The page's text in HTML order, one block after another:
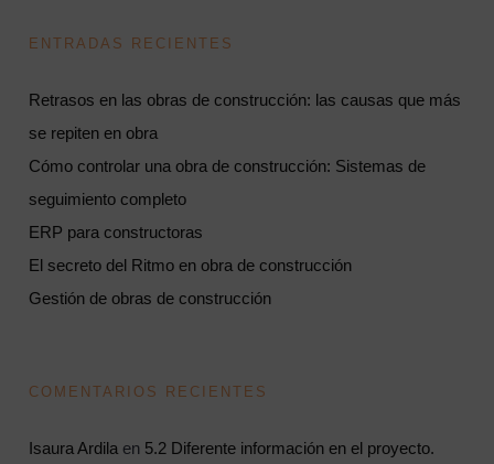
ENTRADAS RECIENTES
Retrasos en las obras de construcción: las causas que más
se repiten en obra
Cómo controlar una obra de construcción: Sistemas de
seguimiento completo
ERP para constructoras
El secreto del Ritmo en obra de construcción
Gestión de obras de construcción
COMENTARIOS RECIENTES
Isaura Ardila en 5.2 Diferente información en el proyecto.